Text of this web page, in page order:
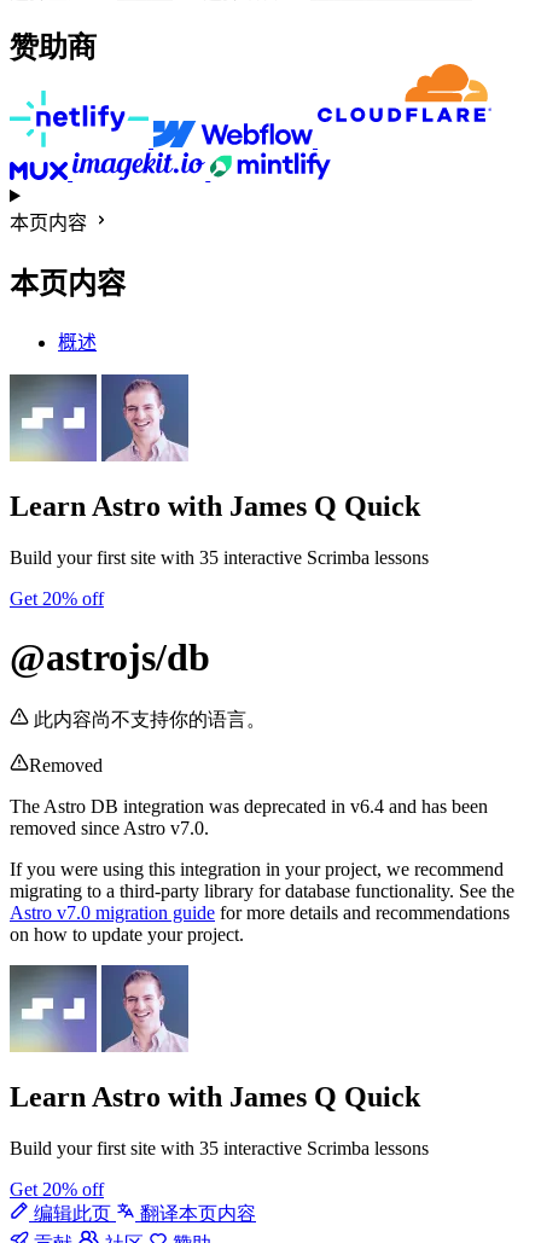
赞助商
本页内容
本页内容
概述
Learn Astro with James Q Quick
Build your first site with 35 interactive Scrimba lessons
Get 20% off
@astrojs/db
此内容尚不支持你的语言。
Removed
The Astro DB integration was deprecated in v6.4 and has been
removed since Astro v7.0.
If you were using this integration in your project, we recommend
migrating to a third-party library for database functionality. See the
Astro v7.0 migration guide for more details and recommendations
on how to update your project.
Learn Astro with James Q Quick
Build your first site with 35 interactive Scrimba lessons
Get 20% off
编辑此页
翻译本页内容